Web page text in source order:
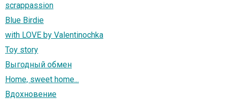
scrappassion
Blue Birdie
with LOVE by Valentinochka
Toy story
Выгодный обмен
Home, sweet home...
Вдохновение